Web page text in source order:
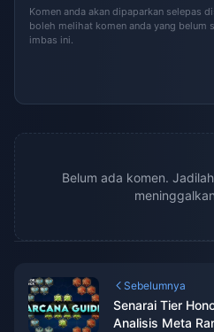
Komen anda akan dipaparkan selepas
boleh melihat komen anda yang belum
imbas ini.
Belum ada komen.
Sebelumnya
Senarai Tier
Analisis Meta